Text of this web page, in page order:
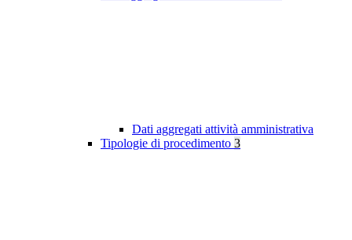
Dati aggregati attività amministrativa
Tipologie di procedimento 3